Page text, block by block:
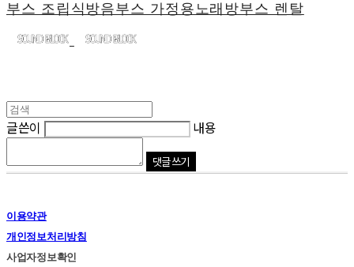
부스 조립식방음부스 가정용노래방부스 렌탈
글쓴이 내용
댓글 쓰기
이용약관
개인정보처리방침
사업자정보확인